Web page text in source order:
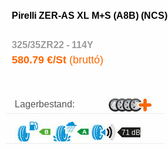
Pirelli ZER-AS XL M+S (A8B) (NCS)
325/35ZR22 - 114Y
580.79 €/St (bruttó)
Lagerbestand:
71 dB